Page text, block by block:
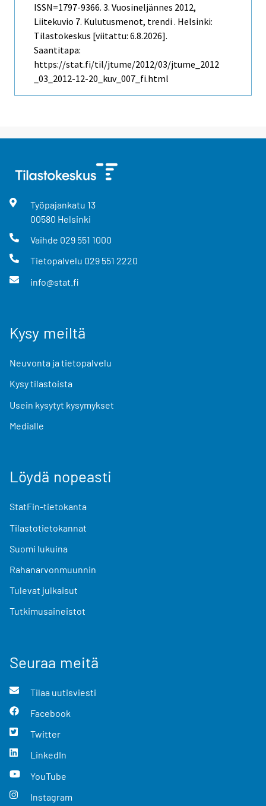
ISSN=1797-9366. 3. Vuosineljännes 2012,
Liitekuvio 7. Kulutusmenot, trendi . Helsinki:
Tilastokeskus [viitattu: 6.8.2026].
Saantitapa:
https://stat.fi/til/jtume/2012/03/jtume_2012
_03_2012-12-20_kuv_007_fi.html
Työpajankatu 13
00580 Helsinki
Vaihde 029 551 1000
Tietopalvelu 029 551 2220
info@stat.fi
Kysy meiltä
Neuvonta ja tietopalvelu
Kysy tilastoista
Usein kysytyt kysymykset
Medialle
Löydä nopeasti
StatFin-tietokanta
Tilastotietokannat
Suomi lukuina
Rahanarvonmuunnin
Tulevat julkaisut
Tutkimusaineistot
Seuraa meitä
Tilaa uutisviesti
Facebook
Twitter
LinkedIn
YouTube
Instagram